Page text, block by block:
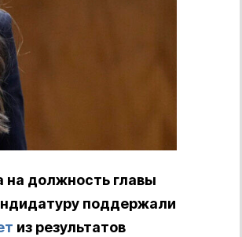
должность главы
поддержали
из результатов